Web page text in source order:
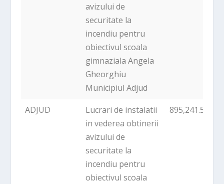
avizului de
securitate la
incendiu pentru
obiectivul scoala
gimnaziala Angela
Gheorghiu
Municipiul Adjud
ADJUD
Lucrari de instalatii
in vederea obtinerii
avizului de
securitate la
incendiu pentru
obiectivul scoala
895,241.53